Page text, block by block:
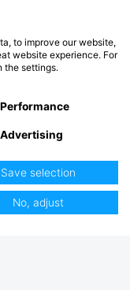
to improve our website,
website experience. For
the settings.
Performance
Advertising
Save selection
No, adjust